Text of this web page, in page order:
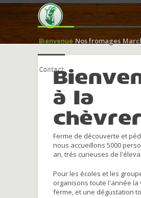
Bienvenue Nos fromages
Contact
à la
Ferme de découverte et
nous accueillons 5000
an, trés curieuses de
Pour les écoles et les
organisons toute l'année la
ferme, et une dégustation